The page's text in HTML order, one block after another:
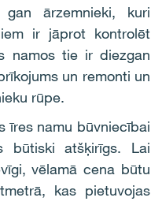
ārzemnieki, kuri
ir jāprot kontrolēt
namos tie ir diezgan
un remonti un
rūpe.
īres namu būvniecībai
būtiski atšķirīgs. Lai
vēlamā cena būtu
kas pietuvojas